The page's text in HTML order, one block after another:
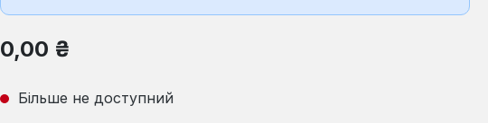
Звичайна ціна:
0,00 ₴
Більше не доступний